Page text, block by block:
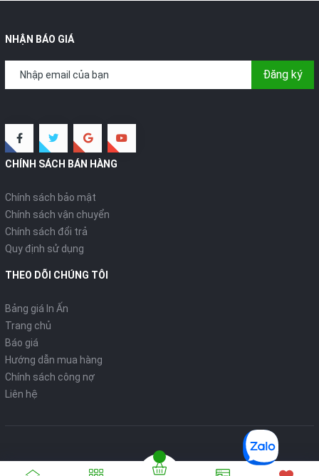
NHẬN BÁO GIÁ
Đăng ký
CHÍNH SÁCH BÁN HÀNG
Chính sách bảo mật
Chính sách vận chuyển
Chính sách đổi trả
Quy định sử dụng
THEO DÕI CHÚNG TÔI
Bảng giá In Ấn
Trang chủ
Báo giá
Hướng dẫn mua hàng
Chính sách công nợ
Liên hệ